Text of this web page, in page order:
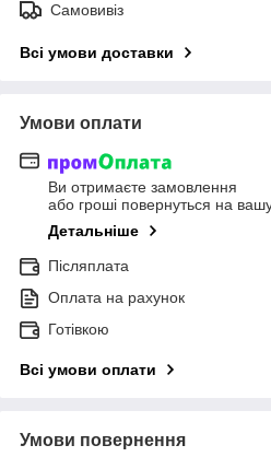
Самовивіз
Всі умови доставки
Умови оплати
Ви отримаєте замовлення
або гроші повернуться на
Детальніше
Післяплата
Оплата на рахунок
Готівкою
Всі умови оплати
Умови повернення